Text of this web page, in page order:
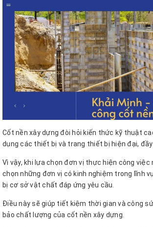
Cốt nền xây dựng đòi hỏi kiến thức kỹ thuật
dụng các thiết bị và trang thiết bị hiện đại, đầy
Vì vậy, khi lựa chọn đơn vị thực hiện công việc
chọn những đơn vị có kinh nghiệm trong lĩnh
bị cơ sở vật chất đáp ứng yêu cầu.
Điều này sẽ giúp tiết kiệm thời gian và công
bảo chất lượng của cốt nền xây dựng.